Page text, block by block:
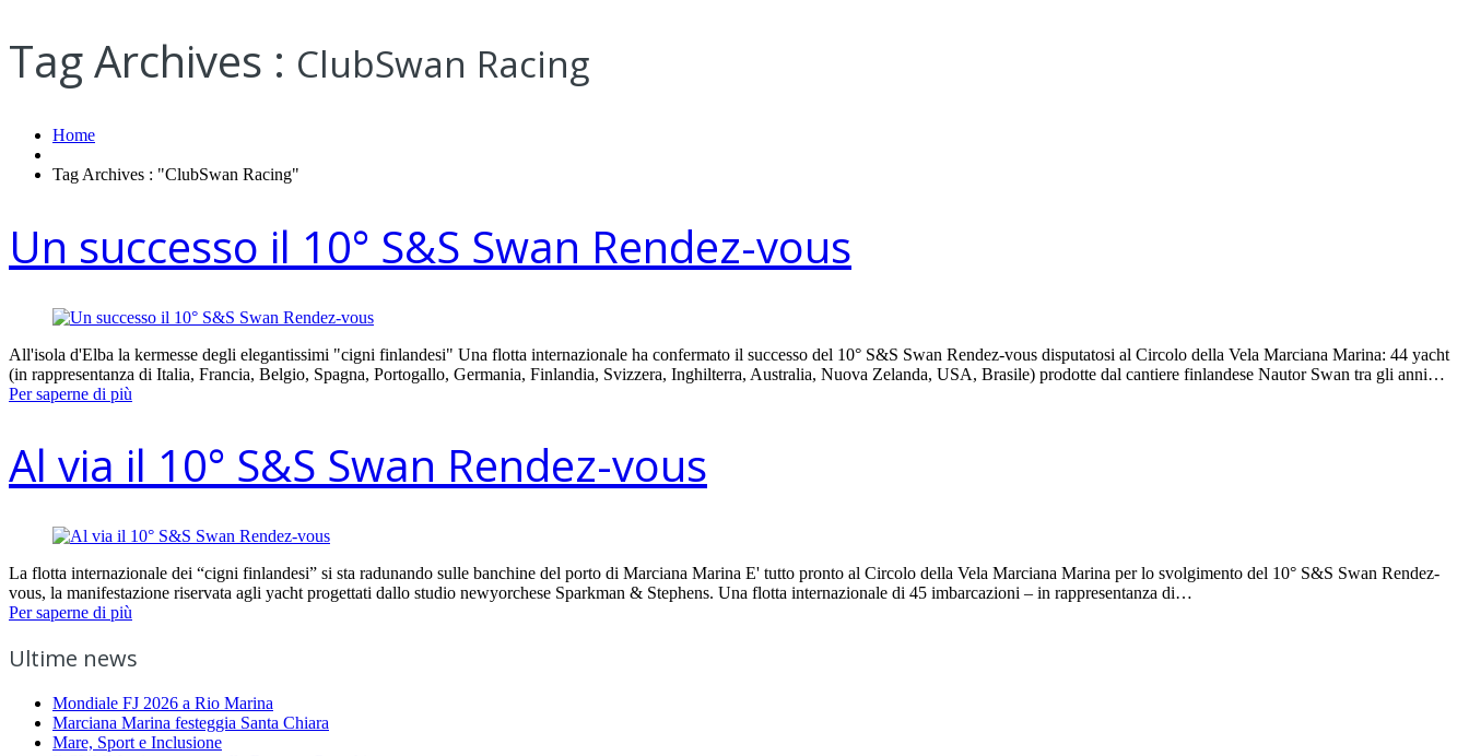
Tag Archives : ClubSwan Racing
Home
Tag Archives : "ClubSwan Racing"
Un successo il 10° S&S Swan Rendez-vous
All'isola d'Elba la kermesse degli elegantissimi "cigni finlandesi" Una flotta internazionale ha confermato il successo del 10° S&S Swan Rendez-vous disputatosi al Circolo della Vela Marciana Marina: 44 yacht
(in rappresentanza di Italia, Francia, Belgio, Spagna, Portogallo, Germania, Finlandia, Svizzera, Inghilterra, Australia, Nuova Zelanda, USA, Brasile) prodotte dal cantiere finlandese Nautor Swan tra gli anni…
Per saperne di più
Al via il 10° S&S Swan Rendez-vous
La flotta internazionale dei “cigni finlandesi” si sta radunando sulle banchine del porto di Marciana Marina E' tutto pronto al Circolo della Vela Marciana Marina per lo svolgimento del 10° S&S Swan Rendez-
vous, la manifestazione riservata agli yacht progettati dallo studio newyorchese Sparkman & Stephens. Una flotta internazionale di 45 imbarcazioni – in rappresentanza di…
Per saperne di più
Ultime news
Mondiale FJ 2026 a Rio Marina
Marciana Marina festeggia Santa Chiara
Mare, Sport e Inclusione